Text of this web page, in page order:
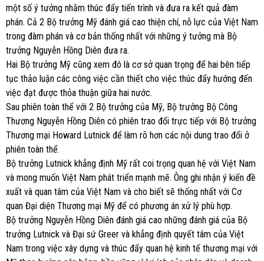
một số ý tưởng nhằm thúc đẩy tiến trình và đưa ra kết quả đàm
phán. Cả 2 Bộ trưởng Mỹ đánh giá cao thiện chí, nỗ lực của Việt Nam
trong đàm phán và cơ bản thống nhất với những ý tưởng mà Bộ
trưởng Nguyễn Hồng Diên đưa ra.
Hai Bộ trưởng Mỹ cũng xem đó là cơ sở quan trọng để hai bên tiếp
tục thảo luận các công việc cần thiết cho việc thúc đẩy hướng đến
việc đạt được thỏa thuận giữa hai nước.
Sau phiên toàn thể với 2 Bộ trưởng của Mỹ, Bộ trưởng Bộ Công
Thương Nguyễn Hồng Diên có phiên trao đổi trực tiếp với Bộ trưởng
Thương mại Howard Lutnick để làm rõ hơn các nội dung trao đổi ở
phiên toàn thể.
Bộ trưởng Lutnick khẳng định Mỹ rất coi trọng quan hệ với Việt Nam
và mong muốn Việt Nam phát triển mạnh mẽ. Ông ghi nhận ý kiến đề
xuất và quan tâm của Việt Nam và cho biết sẽ thống nhất với Cơ
quan Đại diện Thương mại Mỹ để có phương án xử lý phù hợp.
Bộ trưởng Nguyễn Hồng Diên đánh giá cao những đánh giá của Bộ
trưởng Lutnick và Đại sứ Greer và khẳng định quyết tâm của Việt
Nam trong việc xây dựng và thúc đẩy quan hệ kinh tế thương mại với